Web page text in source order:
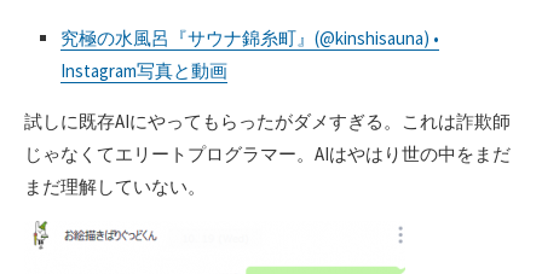
究極の水風呂『サウナ錦糸町』(@kinshisauna) •
Instagram写真と動画
試しに既存AIにやってもらったがダメすぎる。これは詐欺師
じゃなくてエリートプログラマー。AIはやはり世の中をまだ
まだ理解していない。